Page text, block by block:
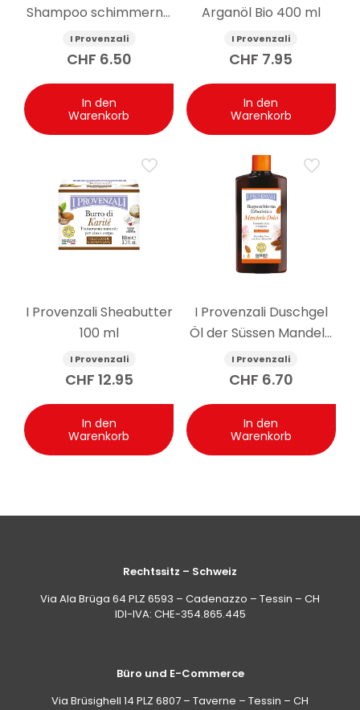
Shampoo schimmernd
Leinsamen 250 ml
I Provenzali
CHF 6.50
In den
Warenkorb
Arganöl Bio 400 ml
I Provenzali
CHF 7.95
In den
Warenkorb
I Provenzali Sheabutter
100 ml
I Provenzali
CHF 12.95
In den
Warenkorb
I Provenzali Duschgel
Öl der Süssen Mandeln
400 ml
I Provenzali
CHF 6.70
In den
Warenkorb
Rechtssitz – Schweiz
Via Ala Brüga 64 PLZ 6593 – Cadenazzo – Tessin – CH
IDI-IVA: CHE-354.865.445
Büro und E-Commerce
Via Brüsighell 14 PLZ 6807 – Taverne – Tessin – CH